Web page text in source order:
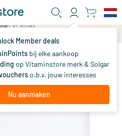
Member deals
bij elke aankoop
op Vitaminstore merk & Solgar
o.b.v. jouw interesses
Nu aanmaken
Pigmentvlekken
37.